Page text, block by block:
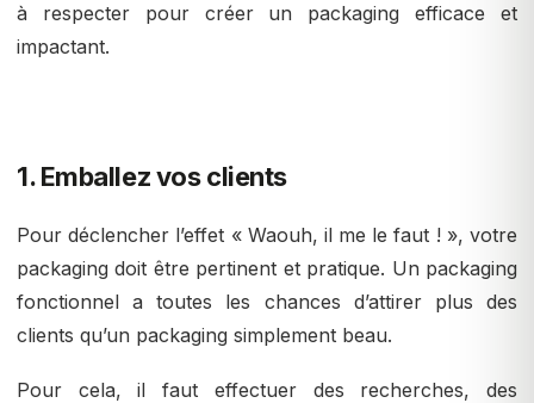
à respecter pour créer un packaging efficace et
impactant.
1. Emballez vos clients
Pour déclencher l’effet « Waouh, il me le faut ! », votre
packaging doit être pertinent et pratique. Un packaging
fonctionnel a toutes les chances d’attirer plus des
clients qu’un packaging simplement beau.
Pour cela, il faut effectuer des recherches, des